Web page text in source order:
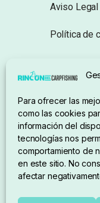
Para ofrecer las
como las cookies
información del
tecnologías nos
comportamiento de
en este sitio. No
afectar
Aviso Legal
Política de